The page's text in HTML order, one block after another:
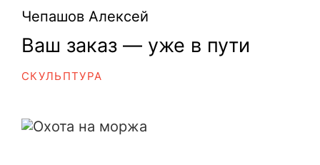
Чепашов Алексей
Ваш заказ — уже в пути
СКУЛЬПТУРА
Охота на моржа